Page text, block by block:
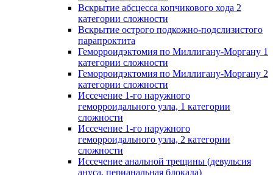
Вскрытие абсцесса копчикового хода 2
категории сложности
Вскрытие острого подкожно-подслизистого
парапроктита
Геморроидэктомия по Миллигану-Моргану 1
категории сложности
Геморроидэктомия по Миллигану-Моргану 2
категории сложности
Иссечение 1-го наружного
геморроидального узла, 1 категории
сложности
Иссечение 1-го наружного
геморроидального узла, 2 категории
сложности
Иссечение анальной трещины (девульсия
ануса, перианальная блокада)